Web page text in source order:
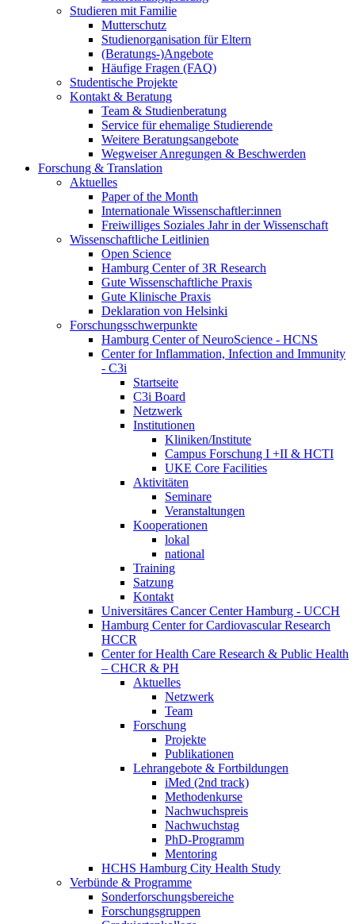
Studieren mit Familie
Mutterschutz
Studienorganisation für Eltern
(Beratungs-)Angebote
Häufige Fragen (FAQ)
Studentische Projekte
Kontakt & Beratung
Team & Studienberatung
Service für ehemalige Studierende
Weitere Beratungsangebote
Wegweiser Anregungen & Beschwerden
Forschung & Translation
Aktuelles
Paper of the Month
Internationale Wissenschaftler:innen
Freiwilliges Soziales Jahr in der Wissenschaft
Wissenschaftliche Leitlinien
Open Science
Hamburg Center of 3R Research
Gute Wissenschaftliche Praxis
Gute Klinische Praxis
Deklaration von Helsinki
Forschungsschwerpunkte
Hamburg Center of NeuroScience - HCNS
Center for Inflammation, Infection and Immunity
- C3i
Startseite
C3i Board
Netzwerk
Institutionen
Kliniken/Institute
Campus Forschung I +II & HCTI
UKE Core Facilities
Aktivitäten
Seminare
Veranstaltungen
Kooperationen
lokal
national
Training
Satzung
Kontakt
Universitäres Cancer Center Hamburg - UCCH
Hamburg Center for Cardiovascular Research
HCCR
Center for Health Care Research & Public Health
– CHCR & PH
Aktuelles
Netzwerk
Team
Forschung
Projekte
Publikationen
Lehrangebote & Fortbildungen
iMed (2nd track)
Methodenkurse
Nachwuchspreis
Nachwuchstag
PhD-Programm
Mentoring
HCHS Hamburg City Health Study
Verbünde & Programme
Sonderforschungsbereiche
Forschungsgruppen